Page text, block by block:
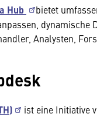
Hub
bietet
Analysten,
ist eine Initiative